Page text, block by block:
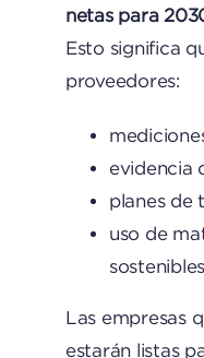
netas para
Esto significa
proveedores:
evidencia
planes de
uso de
Las empresas
estarán listas